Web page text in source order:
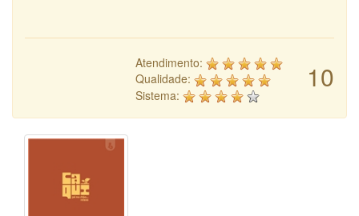
10
Atendimento:
Qualidade:
Sistema: